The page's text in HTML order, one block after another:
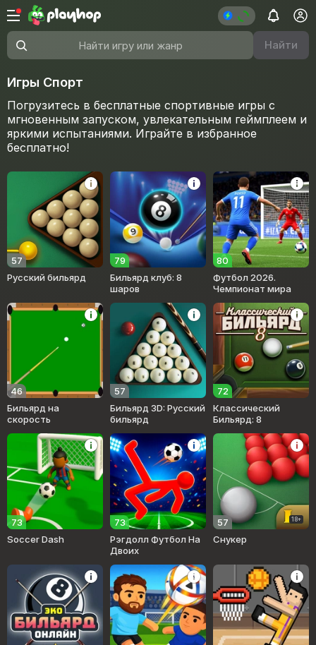
Найти игру или жанр Найти
Игры Спорт
Погрузитесь в бесплатные спортивные игры с
мгновенным запуском, увлекательным геймплеем и
яркими испытаниями. Играйте в избранное
бесплатно!
57
Русский бильярд
79
Бильярд клуб: 8
шаров
80
Футбол 2026.
Чемпионат мира
46
Бильярд на
скорость
57
Бильярд 3D: Русский
бильярд
72
Классический
Бильярд: 8
73
Soccer Dash
73
Рэгдолл Футбол На
Двоих
57 18+
Снукер